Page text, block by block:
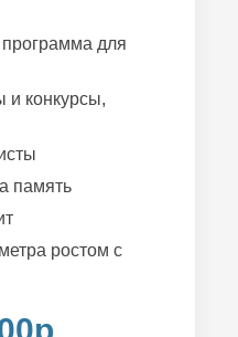
для
и конкурсы,
память
ростом с